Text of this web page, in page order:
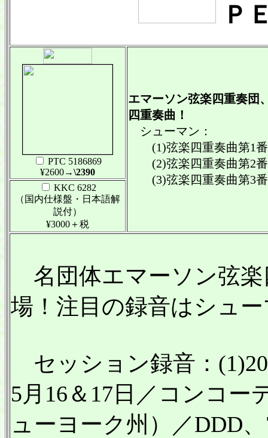
Ｐ
PTC 5186869
¥2600→\2390
エマーソン弦楽四重奏団
四重奏曲！
シューマン：
(1)弦楽四重奏曲第1番
(2)弦楽四重奏曲第2番
(3)弦楽四重奏曲第3番
KKC 6282
（国内仕様盤・日本語解
説付）
¥3000＋税
名団体エマーソン弦楽
場！注目の録音はシュ
セッション録音：
5月16＆17日／コンコー
ューヨーク州）／DDD